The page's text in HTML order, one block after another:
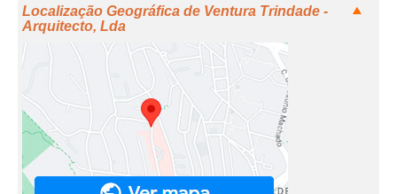
Localização Geográfica de Ventura Trindade -
Arquitecto, Lda